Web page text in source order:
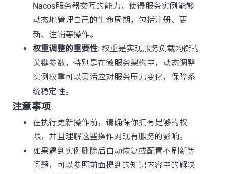
Nacos服务器交互的能力，使得服务实例能够
动态地管理自己的生命周期，包括注册、更
新、注销等操作。
权重调整的重要性: 权重是实现服务负载均衡的
关键参数，特别是在微服务架构中，动态调整
实例权重可以灵活应对服务压力变化，保障系
统稳定性。
注意事项
在执行更新操作前，请确保你拥有足够的权
限，并且理解这些操作对现有服务的影响。
如果遇到实例删除后自动恢复或配置不刷新等
问题，可以参照前面提到的知识内容中的解决